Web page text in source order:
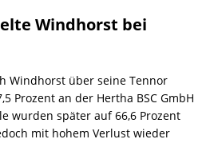
Windhorst bei
Windhorst über seine Tennor
Prozent an der Hertha BSC GmbH
wurden später auf 66,6 Prozent
mit hohem Verlust wieder